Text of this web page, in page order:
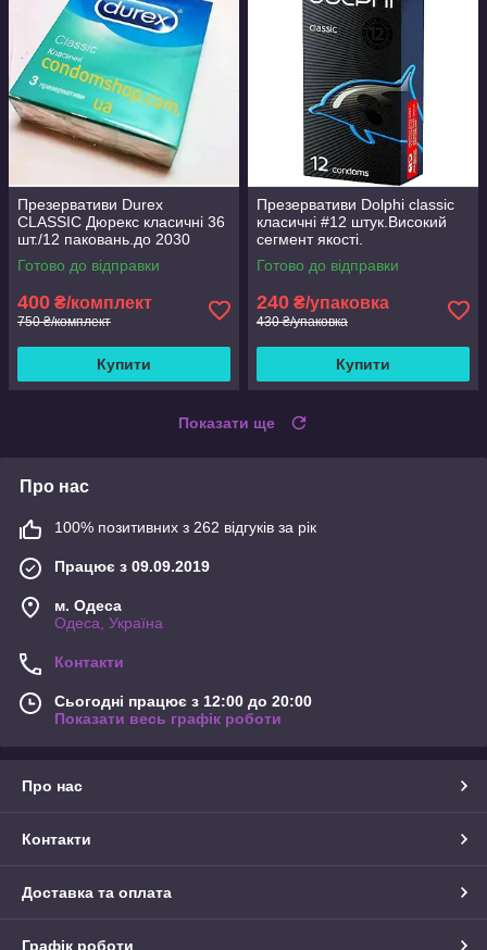
Презервативи Durex
CLASSIC Дюрекс класичні 36
шт./12 паковань.до 2030
Готово до відправки
400 ₴/комплект
750 ₴/комплект
Купити
Презервативи Dolphi classic
класичні #12 штук.Високий
сегмент якості.
Готово до відправки
240 ₴/упаковка
430 ₴/упаковка
Купити
Показати ще
Про нас
100% позитивних з 262 відгуків за рік
Працює з 09.09.2019
м. Одеса
Одеса, Україна
Контакти
Сьогодні працює з 12:00 до 20:00
Показати весь графік роботи
Про нас
Контакти
Доставка та оплата
Графік роботи